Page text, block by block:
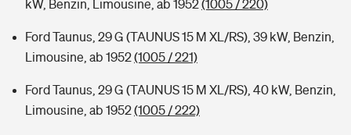
kW, Benzin, Limousine, ab 1952(1005 / 220)
Ford Taunus, 29 G (TAUNUS 15 M XL/RS), 39 kW, Benzin,
Limousine, ab 1952(1005 / 221)
Ford Taunus, 29 G (TAUNUS 15 M XL/RS), 40 kW, Benzin,
Limousine, ab 1952(1005 / 222)